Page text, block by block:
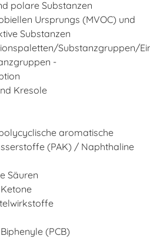
polare Substanzen
Ursprungs (MVOC) und
Substanzen
Substanzgruppen/
-
Kresole
aromatische
(PAK) / Naphthaline
Säuren
(PCB)